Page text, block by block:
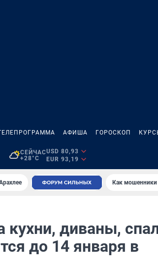
АФИША ГОРОСКОП
СЕЙЧАС
+28°C
USD 80,93
EUR 93,19
Как
кухни, диваны,
до 14 января в